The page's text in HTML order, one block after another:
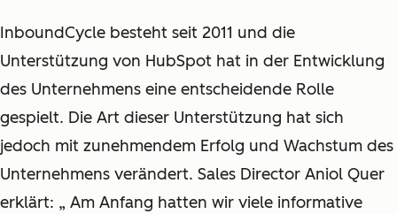
InboundCycle besteht seit 2011 und die
Unterstützung von HubSpot hat in der Entwicklung
des Unternehmens eine entscheidende Rolle
gespielt. Die Art dieser Unterstützung hat sich
jedoch mit zunehmendem Erfolg und Wachstum des
Unternehmens verändert. Sales Director Aniol Quer
erklärt: „ Am Anfang hatten wir viele informative